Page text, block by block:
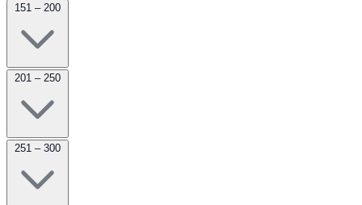
151 – 200
201 – 250
251 – 300